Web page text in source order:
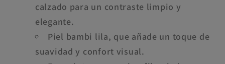
calzado para un contraste limpio y
elegante.
Piel bambi lila, que añade un toque de
suavidad y confort visual.